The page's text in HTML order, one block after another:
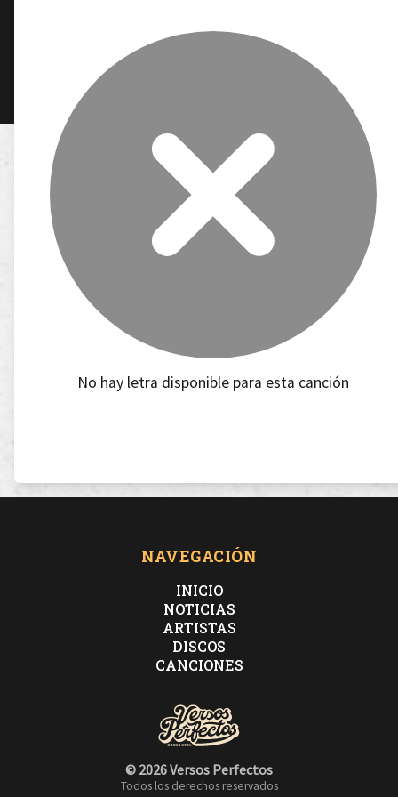
No hay letra disponible para esta canción
NAVEGACIÓN
INICIO
NOTICIAS
ARTISTAS
DISCOS
CANCIONES
© 2026 Versos Perfectos
Todos los derechos reservados